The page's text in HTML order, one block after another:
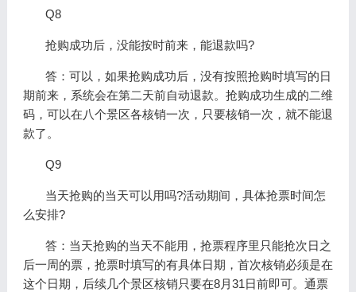
Q8
抢购成功后，没能按时前来，能退款吗?
答：可以，如果抢购成功后，没有按照抢购时填写的日
期前来，系统会在第二天前自动退款。抢购成功生成的二维
码，可以在八个景区各核销一次，只要核销一次，就不能退
款了。
Q9
当天抢购的当天可以用吗?活动期间，具体抢票时间怎
么安排?
答：当天抢购的当天不能用，抢票程序里只能抢次日之
后一周的票，抢票时填写的有具体日期，首次核销必须是在
这个日期，后续几个景区核销只要在8月31日前即可。通票